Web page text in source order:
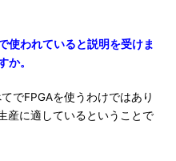
使われていると説明を受けま
か。
でFPGAを使うわけではあり
産に適しているということで